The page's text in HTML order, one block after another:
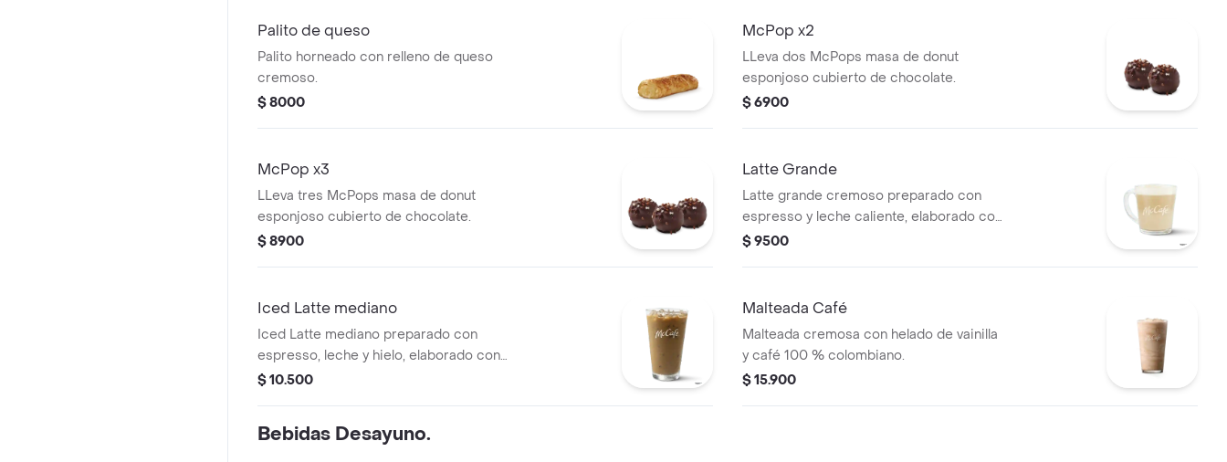
Palito de queso
Palito horneado con relleno de queso
cremoso.
$ 8000
McPop x2
LLeva dos McPops masa de donut
esponjoso cubierto de chocolate.
$ 6900
McPop x3
LLeva tres McPops masa de donut
esponjoso cubierto de chocolate.
$ 8900
Latte Grande
Latte grande cremoso preparado con
espresso y leche caliente, elaborado con
café 100 % colombiano.
$ 9500
Iced Latte mediano
Iced Latte mediano preparado con
espresso, leche y hielo, elaborado con
café 100 % colombiano.
$ 10.500
Malteada Café
Malteada cremosa con helado de vainilla
y café 100 % colombiano.
$ 15.900
Bebidas Desayuno.